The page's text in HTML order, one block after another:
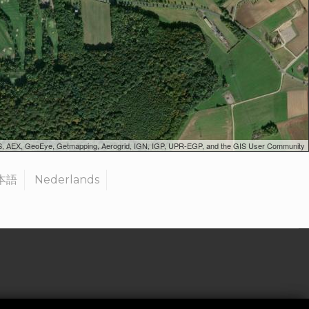
GeoEye, Getmapping, Aerogrid, IGN, IGP, UPR-EGP, and the GIS User Community
語 Nederlands